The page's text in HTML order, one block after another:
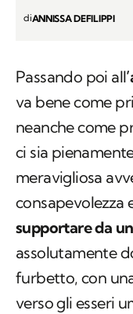
diANNISSA DEFILIPPI
Passando poi all
va bene come
neanche come
ci sia
meravigliosa
consapevolezza
supportare da
assolutamente
furbetto, con
verso gli esseri